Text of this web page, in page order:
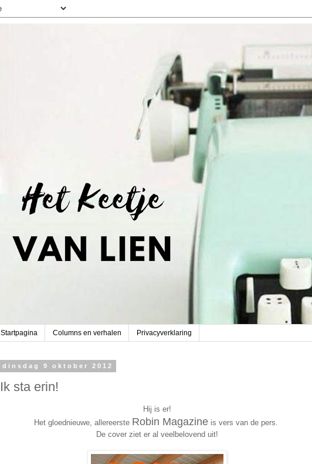
Startpagina Columns en verhalen Privacyverklaring
dinsdag 9 oktober 2012
Ik sta erin!
Hij is er!
Het gloednieuwe, allereerste Robin Magazine is vers van de pers.
De cover ziet er al veelbelovend uit!